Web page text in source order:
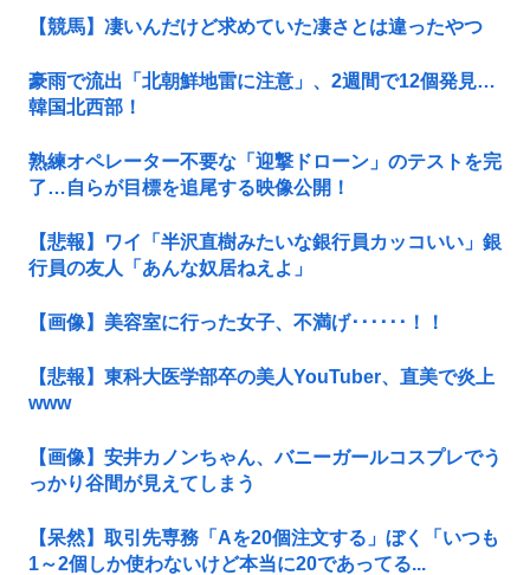
【競馬】凄いんだけど求めていた凄さとは違ったやつ
豪雨で流出「北朝鮮地雷に注意」、2週間で12個発見…
韓国北西部！
熟練オペレーター不要な「迎撃ドローン」のテストを完
了…自らが目標を追尾する映像公開！
【悲報】ワイ「半沢直樹みたいな銀行員カッコいい」銀
行員の友人「あんな奴居ねえよ」
【画像】美容室に行った女子、不満げ･･････！！
【悲報】東科大医学部卒の美人YouTuber、直美で炎上
www
【画像】安井カノンちゃん、バニーガールコスプレでう
っかり谷間が見えてしまう
【呆然】取引先専務「Aを20個注文する」ぼく「いつも
1～2個しか使わないけど本当に20であってる...